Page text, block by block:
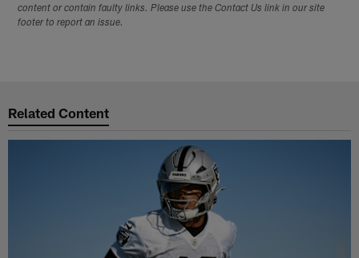
content or contain faulty links. Please use the Contact Us link in our site
footer to report an issue.
Related Content